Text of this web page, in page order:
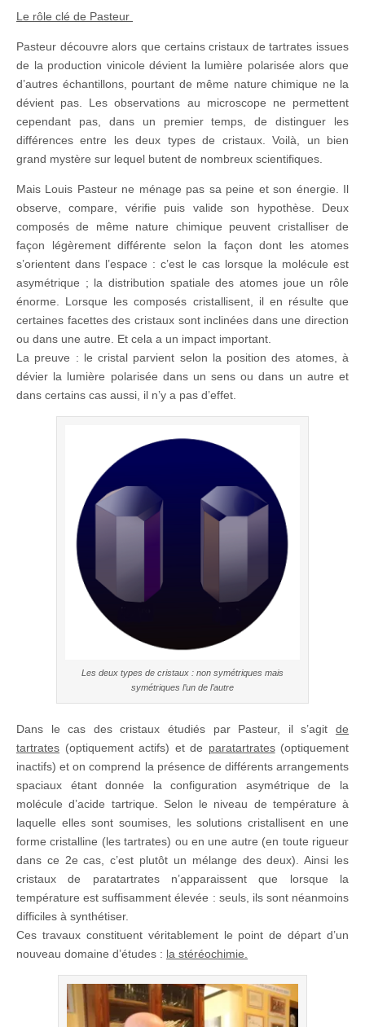
Le rôle clé de Pasteur
Pasteur découvre alors que certains cristaux de tartrates issues
de la production vinicole dévient la lumière polarisée alors que
d’autres échantillons, pourtant de même nature chimique ne la
dévient pas. Les observations au microscope ne permettent
cependant pas, dans un premier temps, de distinguer les
différences entre les deux types de cristaux. Voilà, un bien
grand mystère sur lequel butent de nombreux scientifiques.
Mais Louis Pasteur ne ménage pas sa peine et son énergie. Il
observe, compare, vérifie puis valide son hypothèse. Deux
composés de même nature chimique peuvent cristalliser de
façon légèrement différente selon la façon dont les atomes
s’orientent dans l’espace : c’est le cas lorsque la molécule est
asymétrique ; la distribution spatiale des atomes joue un rôle
énorme. Lorsque les composés cristallisent, il en résulte que
certaines facettes des cristaux sont inclinées dans une direction
ou dans une autre. Et cela a un impact important.
La preuve : le cristal parvient selon la position des atomes, à
dévier la lumière polarisée dans un sens ou dans un autre et
dans certains cas aussi, il n’y a pas d’effet.
Les deux types de cristaux : non symétriques mais
symétriques l’un de l’autre
Dans le cas des cristaux étudiés par Pasteur, il s’agit de
tartrates (optiquement actifs) et de paratartrates(optiquement
inactifs) et on comprend la présence de différents arrangements
spaciaux étant donnée la configuration asymétrique de la
molécule d’acide tartrique. Selon le niveau de température à
laquelle elles sont soumises, les solutions cristallisent en une
forme cristalline (les tartrates) ou en une autre (en toute rigueur
dans ce 2e cas, c’est plutôt un mélange des deux). Ainsi les
cristaux de paratartrates n’apparaissent que lorsque la
température est suffisamment élevée : seuls, ils sont néanmoins
difficiles à synthétiser.
Ces travaux constituent véritablement le point de départ d’un
nouveau domaine d’études : la stéréochimie.